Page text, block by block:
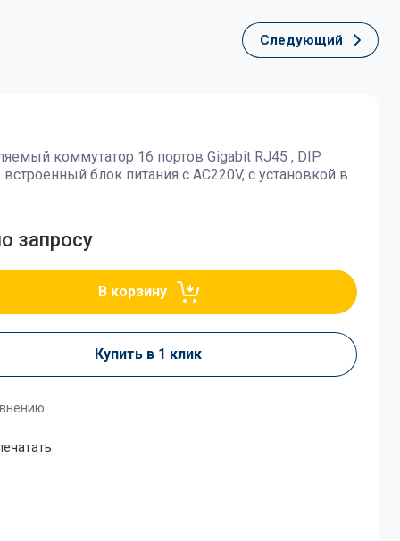
Следующий
коммутатор 16 портов Gigabit RJ45 , DIP
блок питания с AC220V, c установкой в
запросу
В корзину
Купить в 1 клик